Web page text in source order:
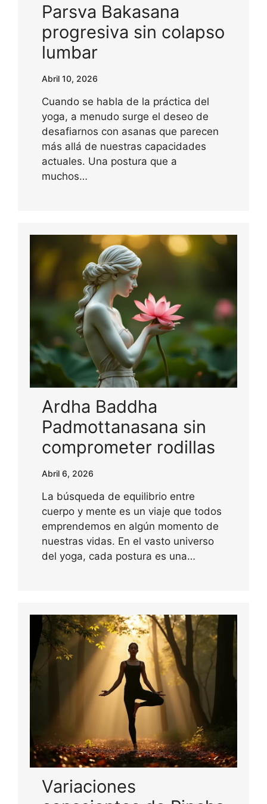
Parsva Bakasana
progresiva sin colapso
lumbar
Abril 10, 2026
Cuando se habla de la práctica del
yoga, a menudo surge el deseo de
desafiarnos con asanas que parecen
más allá de nuestras capacidades
actuales. Una postura que a
muchos…
Ardha Baddha
Padmottanasana sin
comprometer rodillas
Abril 6, 2026
La búsqueda de equilibrio entre
cuerpo y mente es un viaje que todos
emprendemos en algún momento de
nuestras vidas. En el vasto universo
del yoga, cada postura es una…
Variaciones